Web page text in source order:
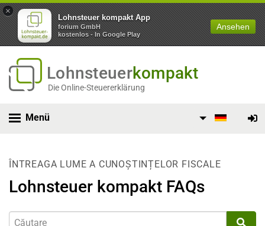
×
Lohnsteuer kompakt App
forium GmbH
kostenlos - In Google Play
Ansehen
Lohnsteuerkompakt
Die Online-Steuererklärung
Menü
ÎNTREAGA LUME A CUNOȘTINȚELOR FISCALE
Lohnsteuer kompakt FAQs